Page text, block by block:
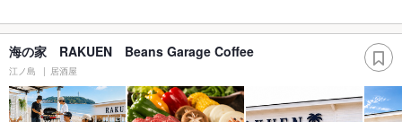
海の家 RAKUEN Beans Garage Coffee
江ノ島 居酒屋